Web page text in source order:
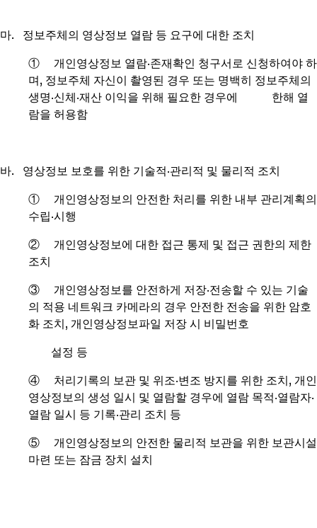
마. 정보주체의 영상정보 열람 등 요구에 대한 조치
① 개인영상정보 열람·존재확인 청구서로 신청하여야 하
며, 정보주체 자신이 촬영된 경우 또는 명백히 정보주체의
생명·신체·재산 이익을 위해 필요한 경우에 한해 열
람을 허용함
바. 영상정보 보호를 위한 기술적·관리적 및 물리적 조치
① 개인영상정보의 안전한 처리를 위한 내부 관리계획의
수립·시행
② 개인영상정보에 대한 접근 통제 및 접근 권한의 제한
조치
③ 개인영상정보를 안전하게 저장·전송할 수 있는 기술
의 적용 네트워크 카메라의 경우 안전한 전송을 위한 암호
화 조치, 개인영상정보파일 저장 시 비밀번호
설정 등
④ 처리기록의 보관 및 위조·변조 방지를 위한 조치, 개인
영상정보의 생성 일시 및 열람할 경우에 열람 목적·열람자·
열람 일시 등 기록·관리 조치 등
⑤ 개인영상정보의 안전한 물리적 보관을 위한 보관시설
마련 또는 잠금 장치 설치